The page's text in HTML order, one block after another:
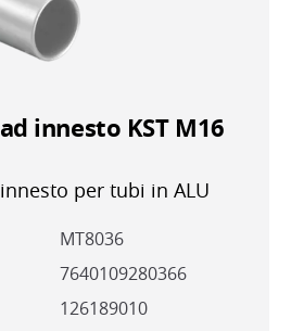
innesto KST M16
per tubi in ALU
MT8036
7640109280366
126189010